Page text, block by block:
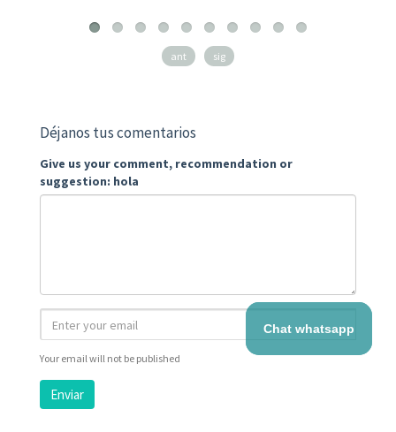
ant sig
Déjanos tus comentarios
Give us your comment, recommendation or
suggestion: hola
Your email will not be published
Enviar
Chat whatsapp